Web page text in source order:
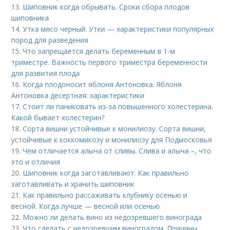
13. Шиповник когда обрывать. Сроки сбора плодов
шиповника
14.Утка мясо черный. Утки — характеристики популярных
пород для разведения
15.Что запрещается делать беременным в 1-м
триместре. Важность первого триместра беременности
для развития плода
16. Когда плодоносит яблоня Антоновка. Яблоня
Антоновка десертная: характеристики
17.Стоит ли паниковать из-за повышенного холестерина.
Какой бывает холестерин?
18.Сорта вишни устойчивые к монилиозу. Сорта вишни,
устойчивые к коккомикозу и монилиозу для Подмосковья
19.Чем отличается алыча от сливы. Слива и алыча –, что
это и отличия
20. Шиповник когда заготавливают. Как правильно
заготавливать и хранить шиповник
21. Как правильно рассаживать клубнику осенью и
весной. Когда лучше — весной или осенью
22. Можно ли делать вино из недозревшего винограда